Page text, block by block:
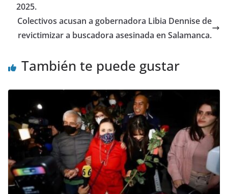
2025.
Colectivos acusan a gobernadora Libia Dennise de
revictimizar a buscadora asesinada en Salamanca.
También te puede gustar